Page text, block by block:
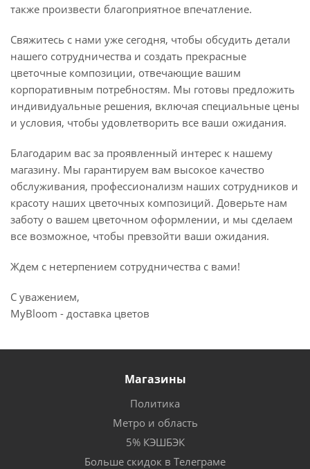
также произвести благоприятное впечатление.
Свяжитесь с нами уже сегодня, чтобы обсудить детали
нашего сотрудничества и создать прекрасные
цветочные композиции, отвечающие вашим
корпоративным потребностям. Мы готовы предложить
индивидуальные решения, включая специальные цены
и условия, чтобы удовлетворить все ваши ожидания.
Благодарим вас за проявленный интерес к нашему
магазину. Мы гарантируем вам высокое качество
обслуживания, профессионализм наших сотрудников и
красоту наших цветочных композиций. Доверьте нам
заботу о вашем цветочном оформлении, и мы сделаем
все возможное, чтобы превзойти ваши ожидания.
Ждем с нетерпением сотрудничества с вами!
С уважением,
MyBloom - доставка цветов
Магазины
Политика
Метро и область
5% КЭШБЭК
Больше скидок в Телеграме